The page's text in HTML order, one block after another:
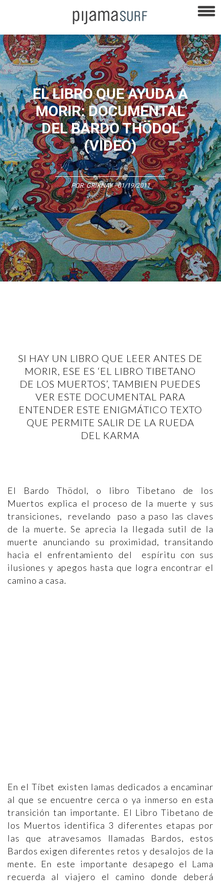
EL LIBRO QUE AYUDA A
MORIR: DOCUMENTAL
DEL BARDO THÖDOL
(VIDEO)
POR:GRIKNAY- 01/19/2011
SI HAY UN LIBRO QUE LEER ANTES DE
MORIR, ESE ES ‘EL LIBRO TIBETANO
DE LOS MUERTOS’, TAMBIEN PUEDES
VER ESTE DOCUMENTAL PARA
ENTENDER ESTE ENIGMÁTICO TEXTO
QUE PERMITE SALIR DE LA RUEDA
DEL KARMA
El Bardo Thödol, o libro Tibetano de los
Muertos explica el proceso de la muerte y sus
transiciones, revelando paso a paso las claves
de la muerte. Se aprecia la llegada sutil de la
muerte anunciando su proximidad, transitando
hacia el enfrentamiento del espíritu con sus
ilusiones y apegos hasta que logra encontrar el
camino a casa.
En el Tíbet existen lamas dedicados a encaminar
al que se encuentre cerca o ya inmerso en esta
transición tan importante. El Libro Tibetano de
los Muertos identifica 3 diferentes etapas por
las que atravesamos llamadas Bardos, estos
Bardos exigen diferentes retos y desalojos de la
mente. En este importante desapego el Lama
recuerda al viajero el camino donde deberá